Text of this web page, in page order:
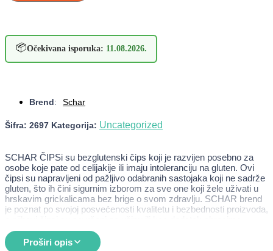
📦Očekivana isporuka: 11.08.2026.
Brend: Schar
Šifra: 2697 Kategorija: Uncategorized
SCHAR ČIPSi su bezglutenski čips koji je razvijen posebno za
osobe koje pate od celijakije ili imaju intoleranciju na gluten. Ovi
čipsi su napravljeni od pažljivo odabranih sastojaka koji ne sadrže
gluten, što ih čini sigurnim izborom za sve one koji žele uživati u
hrskavim grickalicama bez brige o svom zdravlju. SCHAR brend
je poznat po svojoj posvećenosti kvalitetu i bezbednosti proizvoda,
Pored toga, SCHAR ČIPSi su dostupni u različitim ukusima, što
omogućava potrošačima da pronađu svoj omiljeni.
Proširi opis